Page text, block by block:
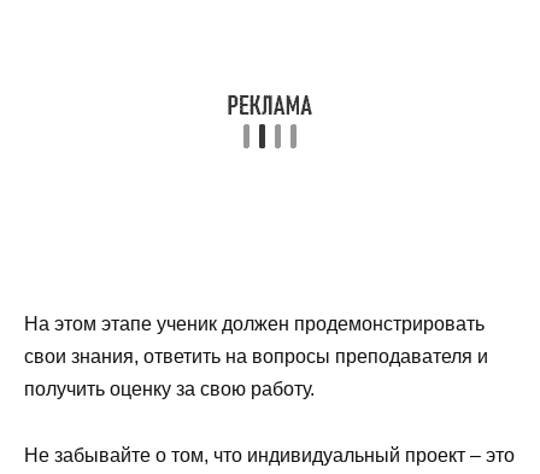
На этом этапе ученик должен продемонстрировать
свои знания, ответить на вопросы преподавателя и
получить оценку за свою работу.
Не забывайте о том, что индивидуальный проект – это